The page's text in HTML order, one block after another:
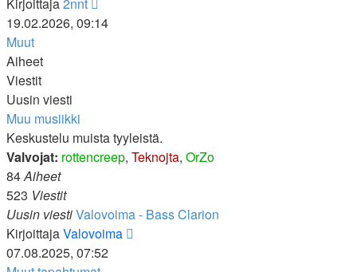
uusin
19.02.2026, 09:14
Muut
Aiheet
Viestit
Uusin viesti
Muu musiikki
Keskustelu muista tyyleistä.
Valvojat: rottencreep, Teknojta, OrZo
84Aiheet
523 Viestit
Uusin viestiValovoima - Bass Clarion
KirjoittajaValovoima
07.08.2025, 07:52